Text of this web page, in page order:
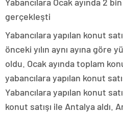
gerçekleşti
Yabancılara yapılan konut
önceki yılın aynı ayına göre
oldu. Ocak ayında toplam
yabancılara yapılan konut
Yabancılara yapılan konut
konut satışı ile Antalya aldı.